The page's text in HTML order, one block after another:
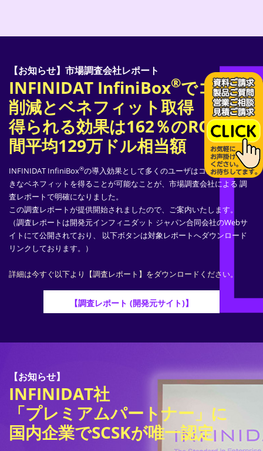
【お知らせ】市場調査会社レポート
INFINIDAT InfiniBox®でコスト
削減とベネフィット取得
得られる効果は162％のROIと年
間平均129万ドル相当額
INFINIDAT InfiniBox®の導入効果として多くのユーザはコスト削減と 大
きなベネフィットを得ることが可能なことが、市場調査会社による 調
査レポートで明確になりました。
この調査レポートが提供開始されましたので、ご案内いたします。
（調査レポートは開発元インフィニダット ジャパン合同会社のWebサ
イトにて公開されており、 以下ボタンは対象レポートへダウンロード
リンクしております。）
詳細は今すぐ以下より【調査レポート】をダウンロードください。
【調査レポート (開発元サイト)】
【お知らせ】
INFINIDAT社
「プレミアムパートナー」に
国内企業でSCSKが唯一認定